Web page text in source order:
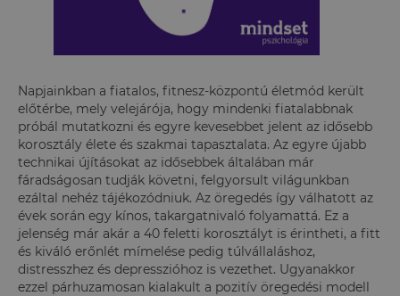
Napjainkban a fiatalos, fitnesz-központú életmód került
előtérbe, mely velejárója, hogy mindenki fiatalabbnak
próbál mutatkozni és egyre kevesebbet jelent az idősebb
korosztály élete és szakmai tapasztalata. Az egyre újabb
technikai újításokat az idősebbek általában már
fáradságosan tudják követni, felgyorsult világunkban
ezáltal nehéz tájékozódniuk. Az öregedés így válhatott az
évek során egy kínos, takargatnivaló folyamattá. Ez a
jelenség már akár a 40 feletti korosztályt is érintheti, a fitt
és kiváló erőnlét mímelése pedig túlvállaláshoz,
distresszhez és depresszióhoz is vezethet. Ugyanakkor
ezzel párhuzamosan kialakult a pozitív öregedési modell